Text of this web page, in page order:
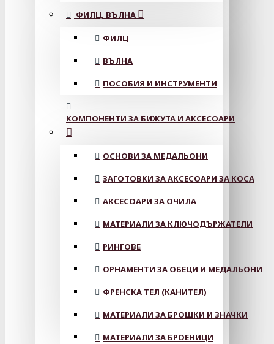
ФИЛЦ, ВЪЛНА
ФИЛЦ
ВЪЛНА
ПОСОБИЯ И ИНСТРУМЕНТИ
КОМПОНЕНТИ ЗА БИЖУТА И АКСЕСОАРИ
ОСНОВИ ЗА МЕДАЛЬОНИ
ЗАГОТОВКИ ЗА АКСЕСОАРИ ЗА КОСА
АКСЕСОАРИ ЗА ОЧИЛА
МАТЕРИАЛИ ЗА КЛЮЧОДЪРЖАТЕЛИ
РИНГОВЕ
ОРНАМЕНТИ ЗА ОБЕЦИ И МЕДАЛЬОНИ
ФРЕНСКА ТЕЛ (КАНИТЕЛ)
МАТЕРИАЛИ ЗА БРОШКИ И ЗНАЧКИ
МАТЕРИАЛИ ЗА БРОЕНИЦИ